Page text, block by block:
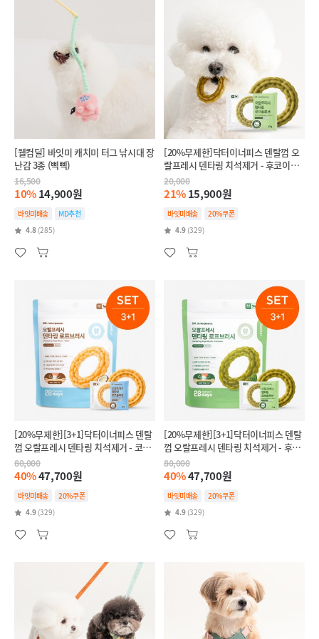
[웰컴딜] 바잇미 캐치미 터그 낚시대 장
난감 3종 (삑삑)
16,500
10%14,900원
바잇미배송
MD추천
4.8 (285)
[20%무제한]닥터이너피스 덴탈껌 오
랄프레시 덴타링 치석제거 - 후코이단
(인텐시브,항산화)
20,000
21%15,900원
바잇미배송
20%쿠폰
4.9 (329)
[20%무제한][3+1]닥터이너피스 덴탈
껌 오랄프레시 덴타링 치석제거 - 코코
넛(릴랙스,스트레스완화)
80,000
40%47,700원
바잇미배송
20%쿠폰
4.9 (329)
[20%무제한][3+1]닥터이너피스 덴탈
껌 오랄프레시 덴타링 치석제거 - 후코
이단(인텐시브,항산화)
80,000
40%47,700원
바잇미배송
20%쿠폰
4.9 (329)